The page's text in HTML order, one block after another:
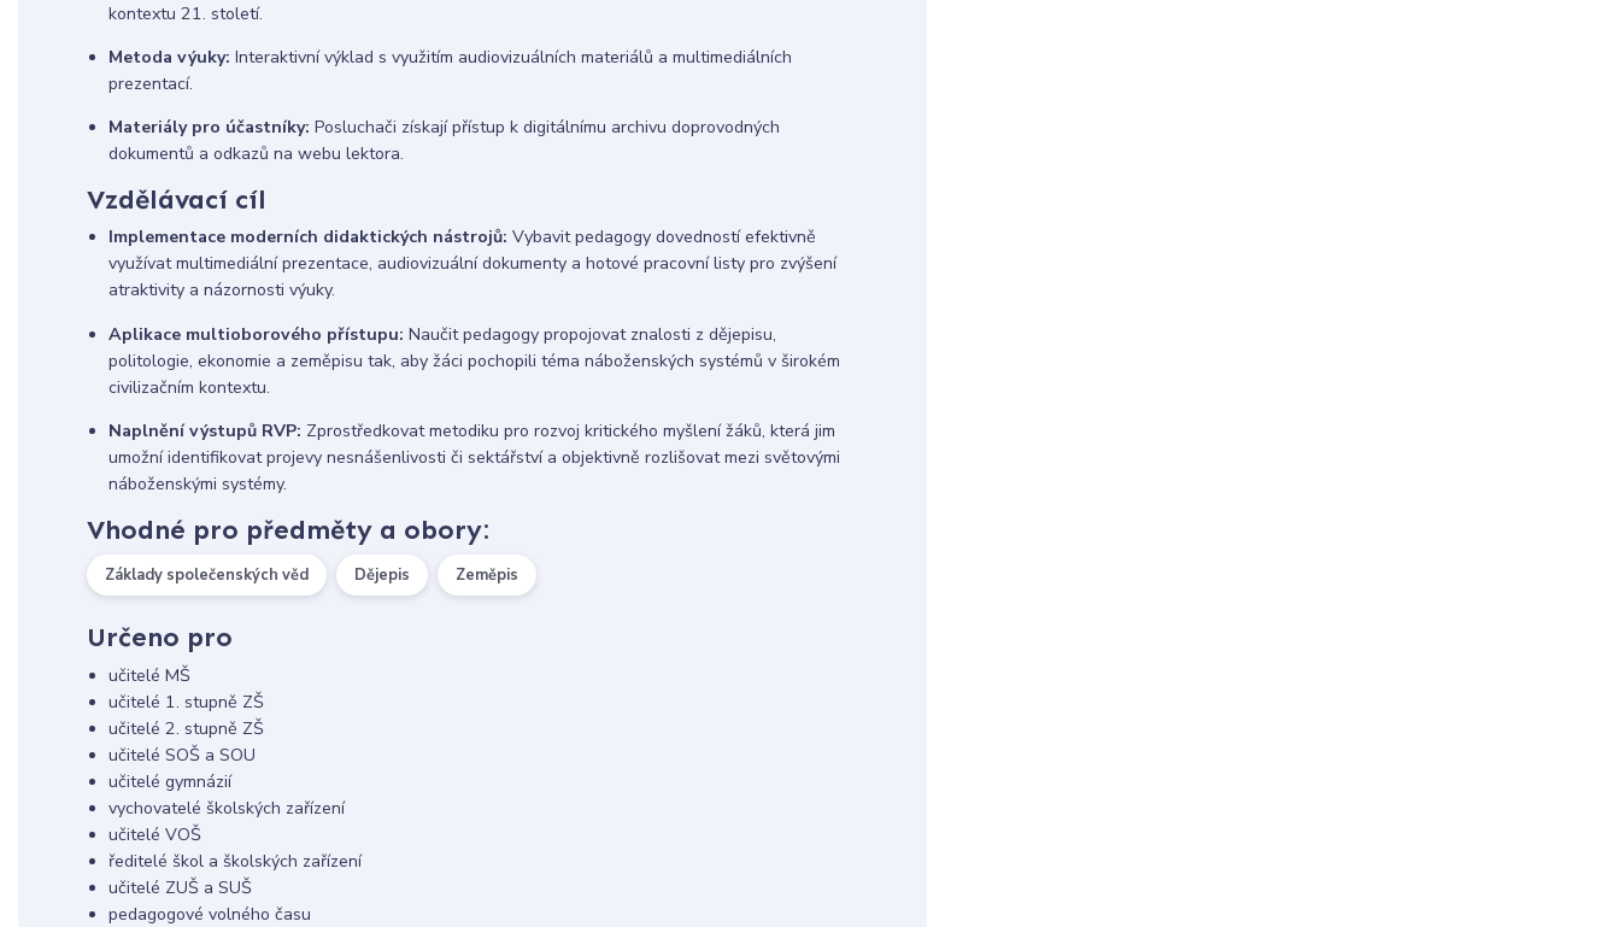
kontextu 21. století.
Metoda výuky: Interaktivní výklad s využitím audiovizuálních materiálů a multimediálních
prezentací.
Materiály pro účastníky: Posluchači získají přístup k digitálnímu archivu doprovodných
dokumentů a odkazů na webu lektora.
Vzdělávací cíl
Implementace moderních didaktických nástrojů: Vybavit pedagogy dovedností efektivně
využívat multimediální prezentace, audiovizuální dokumenty a hotové pracovní listy pro zvýšení
atraktivity a názornosti výuky.
Aplikace multioborového přístupu: Naučit pedagogy propojovat znalosti z dějepisu,
politologie, ekonomie a zeměpisu tak, aby žáci pochopili téma náboženských systémů v širokém
civilizačním kontextu.
Naplnění výstupů RVP: Zprostředkovat metodiku pro rozvoj kritického myšlení žáků, která jim
umožní identifikovat projevy nesnášenlivosti či sektářství a objektivně rozlišovat mezi světovými
náboženskými systémy.
Vhodné pro předměty a obory:
Základy společenských věd Dějepis Zeměpis
Určeno pro
učitelé MŠ
učitelé 1. stupně ZŠ
učitelé 2. stupně ZŠ
učitelé SOŠ a SOU
učitelé gymnázií
vychovatelé školských zařízení
učitelé VOŠ
ředitelé škol a školských zařízení
učitelé ZUŠ a SUŠ
pedagogové volného času